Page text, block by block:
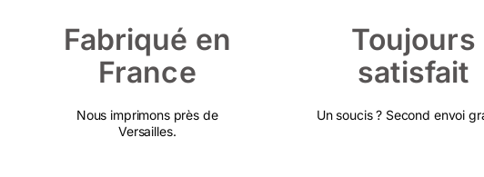
Fabriqué en
France
Nous imprimons près de
Versailles.
Toujours
satisfait
Un soucis ? Second envoi